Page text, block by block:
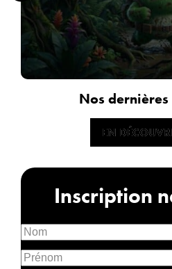
Nos
EN
EN
Inscription